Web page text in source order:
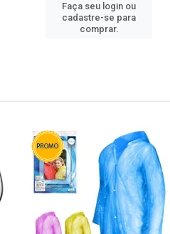
Faça seu login ou
cadastre-se para
comprar.